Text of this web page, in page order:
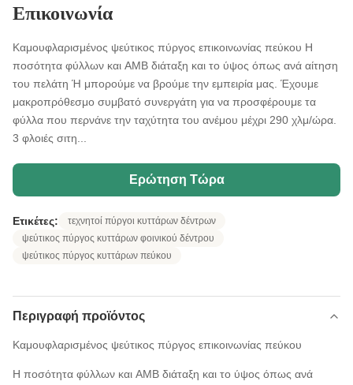
Επικοινωνία
Καμουφλαρισμένος ψεύτικος πύργος επικοινωνίας πεύκου Η
ποσότητα φύλλων και AMB διάταξη και το ύψος όπως ανά αίτηση
του πελάτη Ή μπορούμε να βρούμε την εμπειρία μας. Έχουμε
μακροπρόθεσμο συμβατό συνεργάτη για να προσφέρουμε τα
φύλλα που περνάνε την ταχύτητα του ανέμου μέχρι 290 χλμ/ώρα.
3 φλοιές σιτη...
Ερώτηση Τώρα
Ετικέτες:
τεχνητοί πύργοι κυττάρων δέντρων
ψεύτικος πύργος κυττάρων φοινικού δέντρου
ψεύτικος πύργος κυττάρων πεύκου
Περιγραφή προϊόντος
Καμουφλαρισμένος ψεύτικος πύργος επικοινωνίας πεύκου
Η ποσότητα φύλλων και AMB διάταξη και το ύψος όπως ανά